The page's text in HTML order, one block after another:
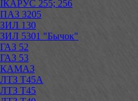
ІКАРУС 255; 256
ПАЗ 3205
ЗИЛ 130
ЗИЛ 5301 "Бычок"
ГАЗ 52
ГАЗ 53
КАМАЗ
ЛТЗ Т45А
ЛТЗ Т45